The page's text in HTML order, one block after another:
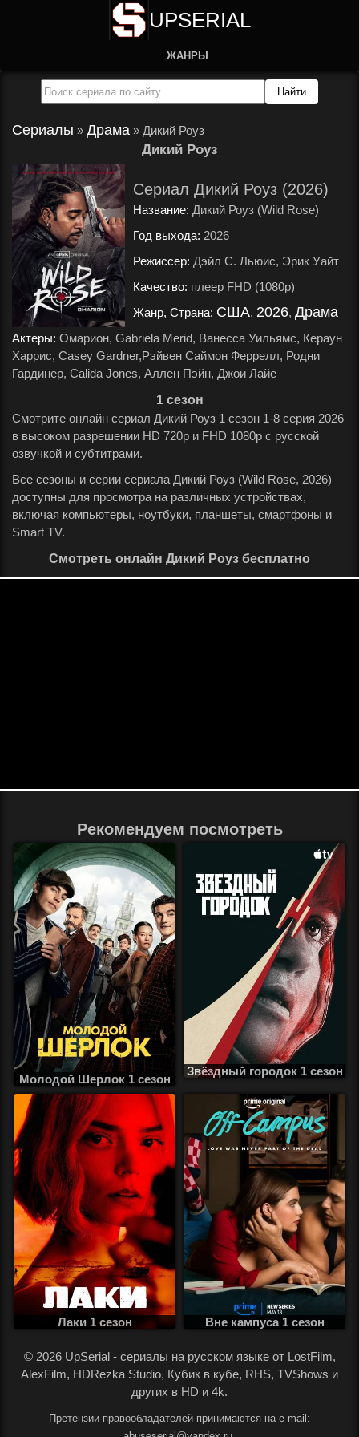
UPSERIAL
ЖАНРЫ
Сериалы » Драма » Дикий Роуз
Дикий Роуз
Сериал Дикий Роуз (2026)
Название: Дикий Роуз (Wild Rose)
Год выхода: 2026
Режиссер: Дэйл С. Льюис, Эрик Уайт.
Качество: плеер FHD (1080p)
Жанр, Страна: США, 2026, Драма
Актеры: Омарион, Gabriela Merid, Ванесса Уильямс, Кераун
Харрис, Casey Gardner,Рэйвен Саймон Феррелл, Родни
Гардинер, Calida Jones, Аллен Пэйн, Джои Лайе
1 сезон
Смотрите онлайн сериал Дикий Роуз 1 сезон 1-8 серия 2026
в высоком разрешении HD 720p и FHD 1080p с русской
озвучкой и субтитрами.
Все сезоны и серии сериала Дикий Роуз (Wild Rose, 2026)
доступны для просмотра на различных устройствах,
включая компьютеры, ноутбуки, планшеты, смартфоны и
Smart TV.
Смотреть онлайн Дикий Роуз бесплатно
Рекомендуем посмотреть
Молодой Шерлок 1 сезон
Звёздный городок 1 сезон
Лаки 1 сезон
Вне кампуса 1 сезон
© 2026 UpSerial - сериалы на русском языке от LostFilm,
AlexFilm, HDRezka Studio, Кубик в кубе, RHS, TVShows и
других в HD и 4k.
Претензии правообладателей принимаются на e-mail: